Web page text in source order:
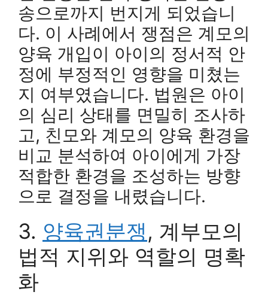
송으로까지 번지게 되었습니
다. 이 사례에서 쟁점은 계모의
양육 개입이 아이의 정서적 안
정에 부정적인 영향을 미쳤는
지 여부였습니다. 법원은 아이
의 심리 상태를 면밀히 조사하
고, 친모와 계모의 양육 환경을
비교 분석하여 아이에게 가장
적합한 환경을 조성하는 방향
으로 결정을 내렸습니다.
3. 양육권분쟁, 계부모의
법적 지위와 역할의 명확
화